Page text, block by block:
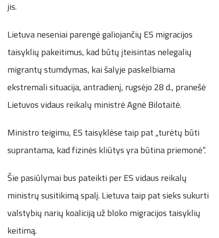
jis.
Lietuva neseniai parengė galiojančių ES migracijos
taisyklių pakeitimus, kad būtų įteisintas nelegalių
migrantų stumdymas, kai šalyje paskelbiama
ekstremali situacija, antradienį, rugsėjo 28 d., pranešė
Lietuvos vidaus reikalų ministrė Agnė Bilotaitė.
Ministro teigimu, ES taisyklėse taip pat „turėtų būti
suprantama, kad fizinės kliūtys yra būtina priemonė“.
Šie pasiūlymai bus pateikti per ES vidaus reikalų
ministrų susitikimą spalį. Lietuva taip pat sieks sukurti
valstybių narių koaliciją už bloko migracijos taisyklių
keitimą.